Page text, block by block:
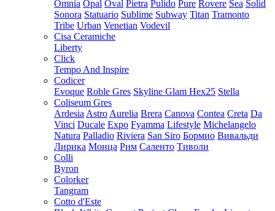
Omnia Opal Oval Pietra Pulido Pure Rovere Sea Solid
Sonora Statuario Sublime Subway Titan Tramonto
Tribe Urban Venetian Vodevil
Cisa Ceramiche
Liberty
Click
Tempo And Inspire
Codicer
Evoque Roble Gres Skyline Glam Hex25 Stella
Coliseum Gres
Ardesia Astro Aurelia Brera Canova Contea Creta Da
Vinci Ducale Expo Fyamma Lifestyle Michelangelo
Natura Palladio Riviera San Siro Бормио Вивальди
Лирика Монца Рим Саленто Тиволи
Colli
Byron
Colorker
Tangram
Cotto d'Este